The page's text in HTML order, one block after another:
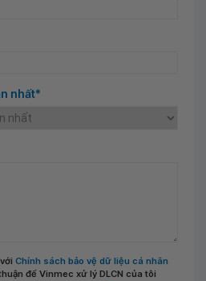
nhất*
Chính sách bảo vệ dữ liệu cá nhân
để Vinmec xử lý DLCN của tôi